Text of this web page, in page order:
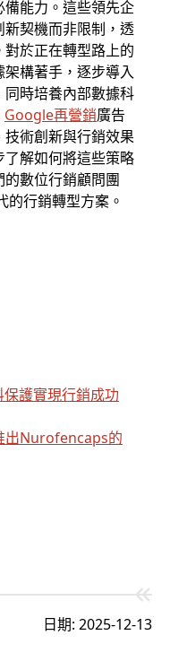
能力。這些領先企
契機而非限制，透
於正在轉型路上的
構著手，逐步導入
時培養內部數據科
Google再營銷廣告
術創新與行銷效果
解如何將這些策略
數位行銷顧問團
行銷轉型方案。
護實現行銷成功
出Nurofencaps的
日期: 2025-12-13